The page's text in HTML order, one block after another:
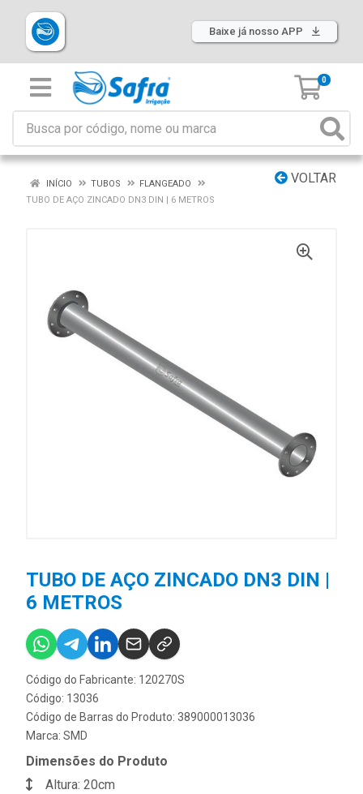
Baixe já nosso APP
0
VOLTAR
INÍCIO TUBOS
FLANGEADO
TUBO DE AÇO ZINCADO DN3 DIN | 6 METROS
TUBO DE AÇO ZINCADO DN3 DIN |
6 METROS
Código do Fabricante: 120270S
Código: 13036
Código de Barras do Produto: 389000013036
Marca: SMD
Dimensões do Produto
Altura: 20cm